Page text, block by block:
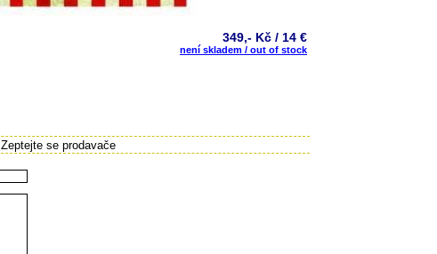
349,- Kč / 14 €
není skladem / out of stock
Zeptejte se prodavače